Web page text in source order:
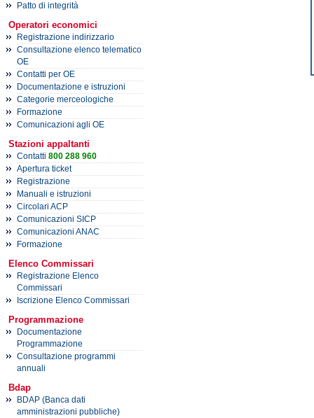
Patto di integrità
Operatori economici
Registrazione indirizzario
Consultazione elenco telematico
OE
Contatti per OE
Documentazione e istruzioni
Categorie merceologiche
Formazione
Comunicazioni agli OE
Stazioni appaltanti
Contatti 800 288 960
Apertura ticket
Registrazione
Manuali e istruzioni
Circolari ACP
Comunicazioni SICP
Comunicazioni ANAC
Formazione
Elenco Commissari
Registrazione Elenco
Commissari
Iscrizione Elenco Commissari
Programmazione
Documentazione
Programmazione
Consultazione programmi
annuali
Bdap
BDAP (Banca dati
amministrazioni pubbliche)